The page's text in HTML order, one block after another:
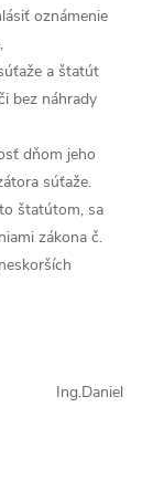
oznámenie
a štatút
bez náhrady
dňom jeho
súťaže.
štatútom, sa
zákona č.